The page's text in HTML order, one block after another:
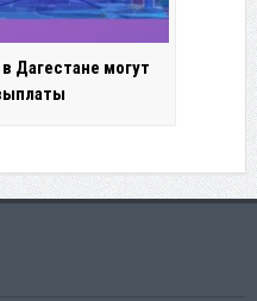
Дагестане могут